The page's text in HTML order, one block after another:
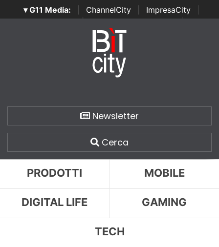
▾ G11 Media: ChannelCity ImpresaCity
SecurityOpenLab | Italian Channel Awards | Italian
Italian Security Awards
Newsletter
Cerca
PRODOTTI MOBILE
DIGITAL LIFE GAMING
TECH